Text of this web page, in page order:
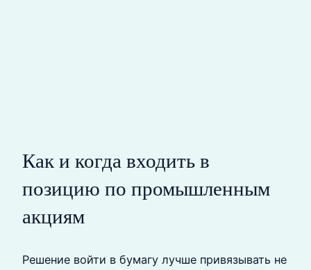
Как и когда входить в
позицию по промышленным
акциям
Решение войти в бумагу лучше привязывать не